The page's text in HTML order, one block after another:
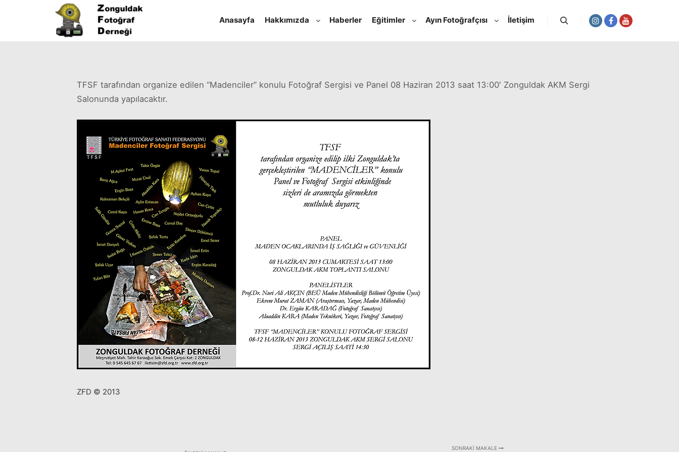
Anasayfa Hakkımızda Haberler Eğitimler Ayın Fotoğrafçısı İletişim
TFSF tarafından organize edilen “Madenciler” konulu Fotoğraf Sergisi ve Panel 08 Haziran 2013 saat 13:00′ Zonguldak AKM Sergi
Salonunda yapılacaktır.
ZFD © 2013
SONRAKI MAKALE